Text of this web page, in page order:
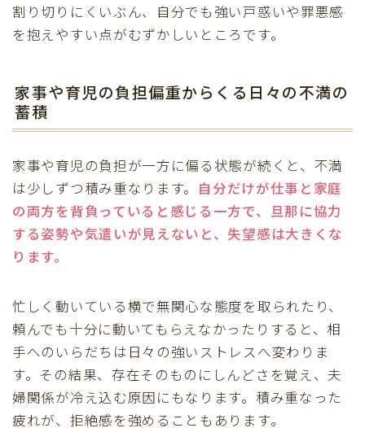
割り切りにくいぶん、自分でも強い戸惑いや罪悪感
を抱えやすい点がむずかしいところです。
家事や育児の負担偏重からくる日々の不満の
蓄積
家事や育児の負担が一方に偏る状態が続くと、不満
は少しずつ積み重なります。 自分だけが仕事と家庭
の両方を背負っていると感じる一方で、旦那に協力
する姿勢や気遣いが見えないと、失望感は大きくな
ります。
忙しく動いている横で無関心な態度を取られたり、
頼んでも十分に動いてもらえなかったりすると、相
手へのいらだちは日々の強いストレスへ変わりま
す。その結果、存在そのものにしんどさを覚え、夫
婦関係が冷え込む原因にもなります。積み重なった
疲れが、拒絶感を強めることもあります。